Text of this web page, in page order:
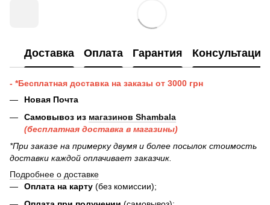
Доставка Оплата Гарантия Консультация
- *Бесплатная доставка на заказы от 3000 грн
Новая Почта
Самовывоз из магазинов Shambala
(бесплатная доставка в магазины)
*При заказе на примерку двумя и более посылок стоимость
доставки каждой оплачивает заказчик.
Подробнее о доставке
Оплата на карту (без комиссии);